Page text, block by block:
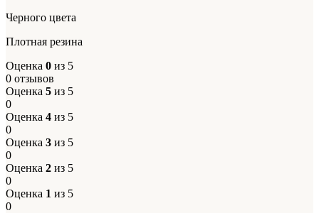
Черного цвета
Плотная резина
Оценка 0 из 5
0 отзывов
Оценка 5 из 5
0
Оценка 4 из 5
0
Оценка 3 из 5
0
Оценка 2 из 5
0
Оценка 1 из 5
0